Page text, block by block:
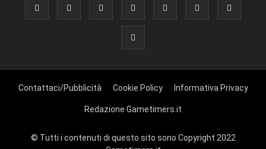
Contattaci/Pubblicità Cookie Policy Informativa Privacy
Redazione Gametimers.it
© Tutti i contenuti di questo sito sono Copyright 2022